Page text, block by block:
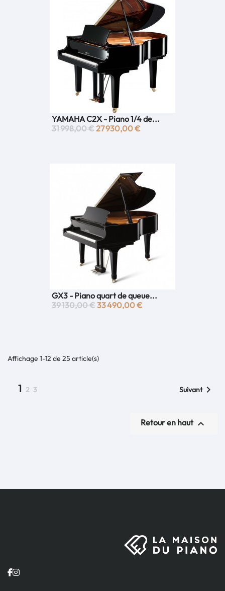
YAMAHA C2X - Piano 1/4 de...
31 998,00 €27 930,00 €
GX3 - Piano quart de queue...
39 130,00 €33 490,00 €
Affichage 1-12 de 25 article(s)
1 2 3 Suivant
Retour en haut 